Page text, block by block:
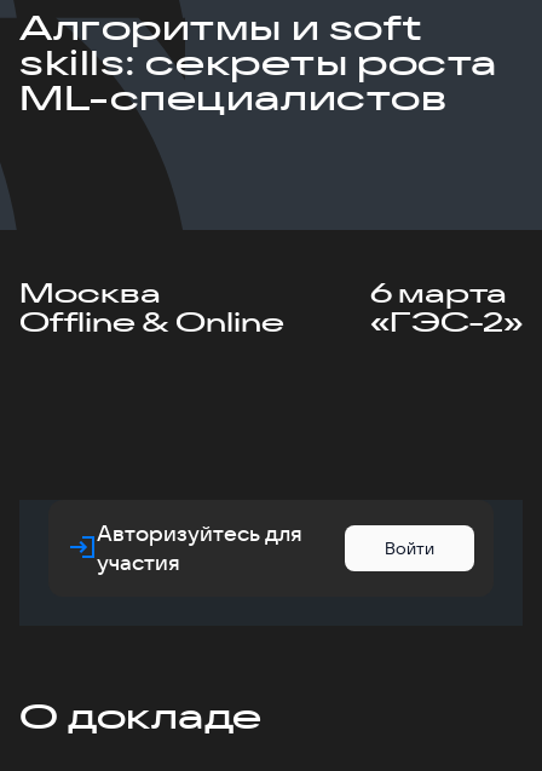
Алгоритмы и soft
skills: секреты роста
ML-специалистов
Москва
Offline & Online
6 марта
«ГЭС-2»
Авторизуйтесь для
участия
Войти
О докладе